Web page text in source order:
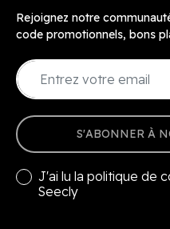
Rejoignez notre
code promotionnels, bons
S'ABONNER À
J'ai lu la politique de
Seecly